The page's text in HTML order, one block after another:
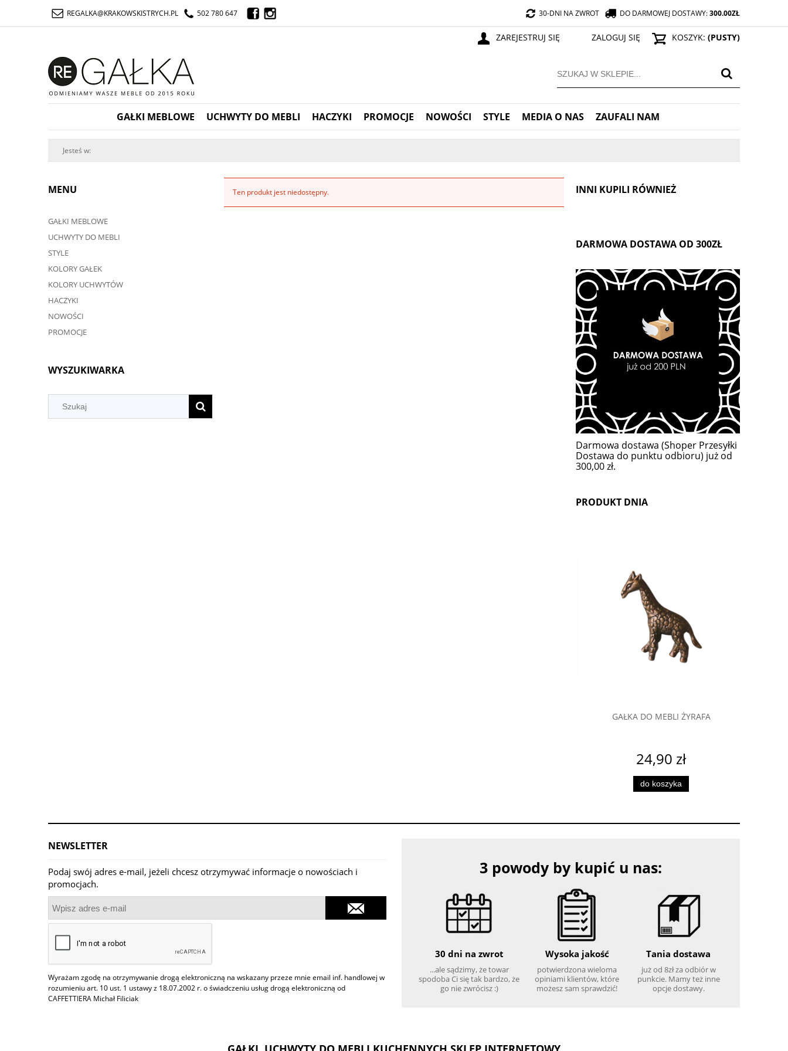
REGALKA@KRAKOWSKISTRYCH.PL 502 780 647 30-DNI NA ZWROT DO DARMOWEJ DOSTAWY:300.00ZŁ
ZAREJESTRUJ SIĘ ZALOGUJ SIĘ KOSZYK: (PUSTY)
GAŁKI MEBLOWE UCHWYTY DO MEBLI HACZYKI PROMOCJE NOWOŚCI STYLE MEDIA O NAS ZAUFALI NAM
Jesteś w:
MENU
GAŁKI MEBLOWE
UCHWYTY DO MEBLI
STYLE
KOLORY GAŁEK
KOLORY UCHWYTÓW
HACZYKI
NOWOŚCI
PROMOCJE
WYSZUKIWARKA
Ten produkt jest niedostępny. INNI KUPILI RÓWNIEŻ
DARMOWA DOSTAWA OD 300ZŁ
Darmowa dostawa (Shoper Przesyłki
Dostawa do punktu odbioru) już od
300,00 zł.
PRODUKT DNIA
GAŁKA DO MEBLI ŻYRAFA
24,90 zł
do koszyka
NEWSLETTER
Podaj swój adres e-mail, jeżeli chcesz otrzymywać informacje o nowościach i
promocjach.
Wyrażam zgodę na otrzymywanie drogą elektroniczną na wskazany przeze mnie email inf. handlowej w
rozumieniu art. 10 ust. 1 ustawy z 18.07.2002 r. o świadczeniu usług drogą elektroniczną od
CAFFETTIERA Michał Filiciak
3 powody by kupić u nas:
30 dni na zwrot
...ale sądzimy, że towar
spodoba Ci się tak bardzo, że
go nie zwrócisz :)
Wysoka jakość
potwierdzona wieloma
opiniami klientów, które
możesz sam sprawdzić!
Tania dostawa
już od 8zł za odbiór w
punkcie. Mamy też inne
opcje dostawy.